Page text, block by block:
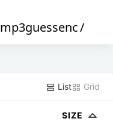
mp3guessenc/
List Grid
SIZE